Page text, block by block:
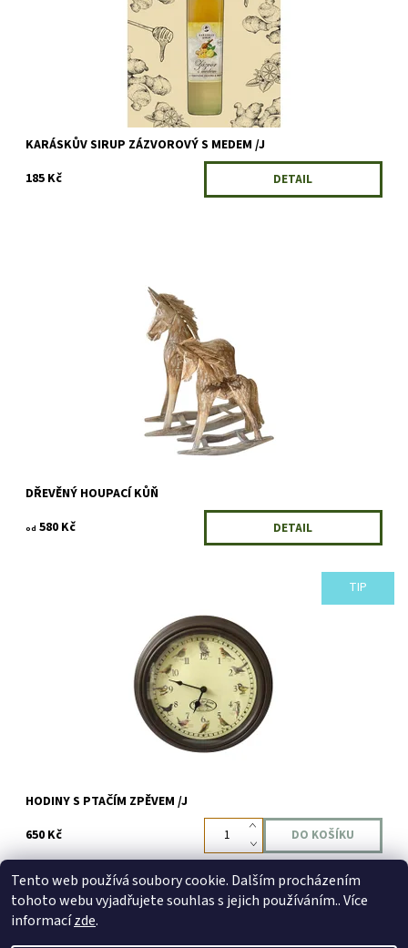
KARÁSKŮV SIRUP ZÁZVOROVÝ S MEDEM /J
185 Kč
DETAIL
Materiál: dřevo Dovoz: Indonésie Barva: přírodní hnědá, bílá
Skladem
5530/31
DŘEVĚNÝ HOUPACÍ KŮŇ
od 580 Kč DETAIL
TIP
Ego dekor
HODINY S PTAČÍM ZPĚVEM /J
650 Kč
Tento web používá soubory cookie. Dalším procházením
tohoto webu vyjadřujete souhlas s jejich používáním.. Více
informacízde.